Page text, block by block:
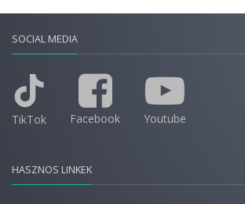
SOCIAL MEDIA
TikTok Facebook Youtube
HASZNOS LINKEK